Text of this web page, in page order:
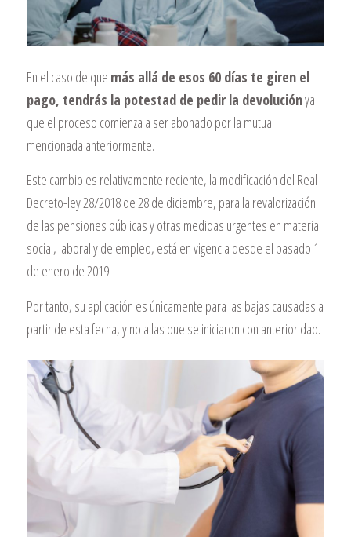
En el caso de que más allá de esos 60 días te giren el
pago, tendrás la potestad de pedir la devoluciónya
que el proceso comienza a ser abonado por la mutua
mencionada anteriormente.
Este cambio es relativamente reciente, la modificación del Real
Decreto-ley 28/2018 de 28 de diciembre, para la revalorización
de las pensiones públicas y otras medidas urgentes en materia
social, laboral y de empleo, está en vigencia desde el pasado 1
de enero de 2019.
Por tanto, su aplicación es únicamente para las bajas causadas a
partir de esta fecha, y no a las que se iniciaron con anterioridad.